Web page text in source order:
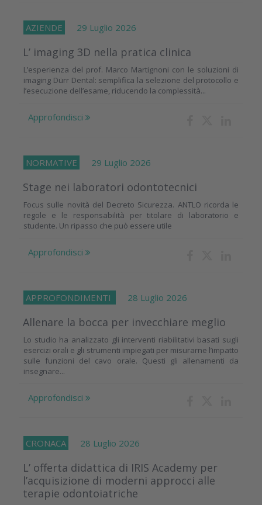
AZIENDE 29 Luglio 2026
L’ imaging 3D nella pratica clinica
L’esperienza del prof. Marco Martignoni con le soluzioni di
imaging Dürr Dental: semplifica la selezione del protocollo e
l’esecuzione dell’esame, riducendo la complessità...
Approfondisci
NORMATIVE 29 Luglio 2026
Stage nei laboratori odontotecnici
Focus sulle novità del Decreto Sicurezza. ANTLO ricorda le
regole e le responsabilità per titolare di laboratorio e
studente. Un ripasso che può essere utile
Approfondisci
APPROFONDIMENTI 28 Luglio 2026
Allenare la bocca per invecchiare meglio
Lo studio ha analizzato gli interventi riabilitativi basati sugli
esercizi orali e gli strumenti impiegati per misurarne l’impatto
sulle funzioni del cavo orale. Questi gli allenamenti da
insegnare...
Approfondisci
CRONACA 28 Luglio 2026
L’ offerta didattica di IRIS Academy per
l’acquisizione di moderni approcci alle
terapie odontoiatriche